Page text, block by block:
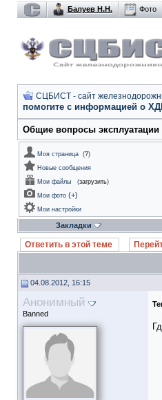
Балуев Н.Н. Фото
СЦБИСТ - сайт
помогите с информацией о
Общие вопросы эксплуатации
Моя страница (?)
Новые сообщения
Мои файлы
(загрузить)
Мои фото (+)
Мои настройки
Закладки
Ответить в этой теме
04.08.2012, 16:15
Анонимный
Banned